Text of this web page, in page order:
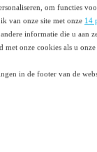
om functies
van onze site met onze 14
informatie die u aan
met onze cookies als u
in de footer van de